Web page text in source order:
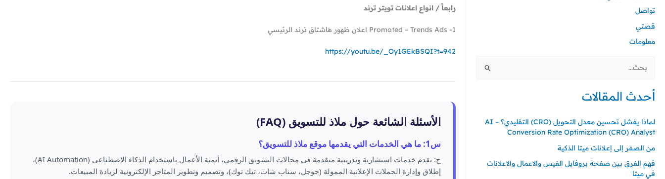
تواصل
قصتي
معلومات
ث
ن
:
أحدث المقالات
لماذا يفشل تحسين معدل التحويل (CRO) التقليدي؟ – AI
Conversion Rate Optimization (CRO) Analyst
من الصفر إلى إعلانات ميتا الذكية
فهم الفرق بين صفحة بروفايل الفيس والاعمال والاعلانات
في ميتا
رابعاً / انواع اعلانات تويتر ترند
1- Promoted – Trends Ads اعلان ظهور هاشتاق ترند الرئيسي
https://youtu.be/_Oy1GEkBSQI?t=942
الأسئلة الشائعة حول ملاذ للتسويق (FAQ)
س1: ما هي الخدمات التي يقدمها موقع ملاذ للتسويق؟
ج: نقدم خدمات استشارية وتدريبية متقدمة في مجالات التسويق الرقمي، أتمتة الأعمال باستخدام الذكاء الاصطناعي (AI Automation)،
إطلاق وإدارة الحملات الإعلانية الممولة (جوجل، سناب شات، تيك توك)، وتصميم وتطوير المتاجر الإلكترونية لزيادة المبيعات.